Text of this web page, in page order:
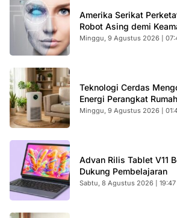
Amerika Serikat
Robot Asing demi
Minggu, 9 Agustus 2026 |
Teknologi Cerdas
Energi Perangkat
Minggu, 9 Agustus 2026 |
Advan Rilis Tablet V11
Dukung Pembelajaran
Sabtu, 8 Agustus 2026 | 19:47